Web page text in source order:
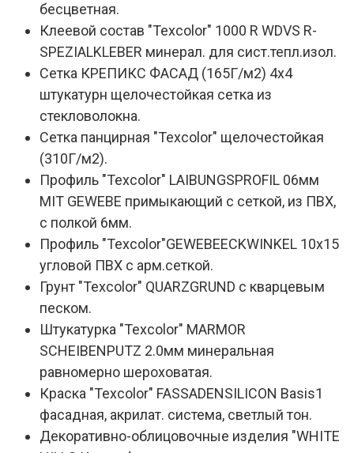
бесцветная.
Клеевой состав "Texcolor" 1000 R WDVS R-
SPEZIALKLEBER минерал. для сист.тепл.изол.
Сетка КРЕПИКС ФАСАД (165Г/м2) 4х4
штукатурн щелочестойкая сетка из
стекловолокна.
Сетка панцирная "Texcolor" щелочестойкая
(310Г/м2).
Профиль "Texcolor" LAIBUNGSPROFIL 06мм
MIT GEWEBE примыкающий с сеткой, из ПВХ,
с полкой 6мм.
Профиль "Texcolor"GEWEBEECKWINKEL 10х15
угловой ПВХ с арм.сеткой.
Грунт "Texcolor" QUARZGRUND с кварцевым
песком.
Штукатурка "Texcolor" MARMOR
SCHEIBENPUTZ 2.0мм минеральная
равномерно шероховатая.
Краска "Texcolor" FASSADENSILICON Basis1
фасадная, акрилат. система, светлый тон.
Декоративно-облицовочные изделия "WHITE